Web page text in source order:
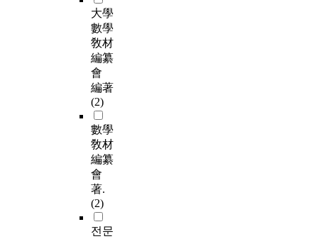
大學
數學
敎材
編纂
會
編著
(2)
數學
敎材
編纂
會
著.
(2)
전문